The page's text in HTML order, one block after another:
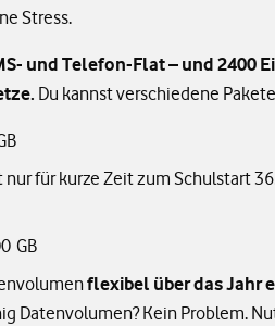
Stress.
und Telefon-Flat – und 2400
Du kannst verschiedene
nur für kurze Zeit zum Schulstart
GB
flexibel über das Jahr
Datenvolumen? Kein Problem.